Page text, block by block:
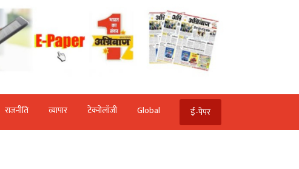
राजनीति व्‍यापार टेक्‍नोलॉजी Global ई-पेपर